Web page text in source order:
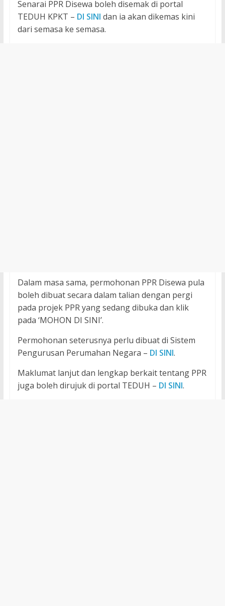
Senarai PPR Disewa boleh disemak di portal
TEDUH KPKT – DI SINI dan ia akan dikemas kini
dari semasa ke semasa.
Dalam masa sama, permohonan PPR Disewa pula
boleh dibuat secara dalam talian dengan pergi
pada projek PPR yang sedang dibuka dan klik
pada ‘MOHON DI SINI’.
Permohonan seterusnya perlu dibuat di Sistem
Pengurusan Perumahan Negara – DI SINI.
Maklumat lanjut dan lengkap berkait tentang PPR
juga boleh dirujuk di portal TEDUH – DI SINI.